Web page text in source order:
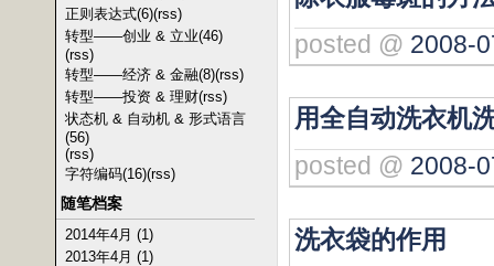
正则表达式(6)(rss)
转型——创业 & 立业(46)
(rss)
转型——经济 & 金融(8)(rss)
转型——投资 & 理财(rss)
状态机 & 自动机 & 形式语言
(56)
(rss)
字符编码(16)(rss)
随笔档案
2014年4月 (1)
2013年4月 (1)
posted @ 2008-
用全自动洗衣机
posted @ 2008-
洗衣袋的作用